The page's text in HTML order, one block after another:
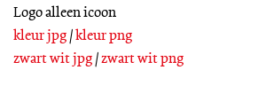
Logo alleen icoon
kleur jpg /kleur png
zwart wit jpg /zwart wit png